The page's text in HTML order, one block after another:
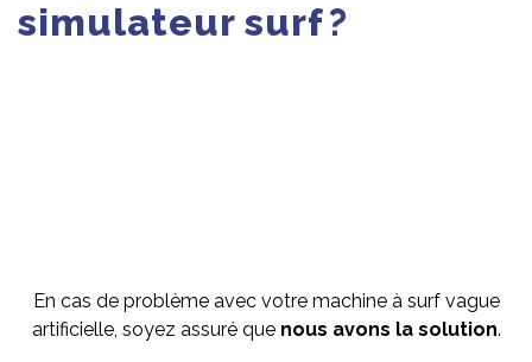
simulateur surf ?
En cas de problème avec votre machine à surf vague
artificielle, soyez assuré que nous avons la solution.